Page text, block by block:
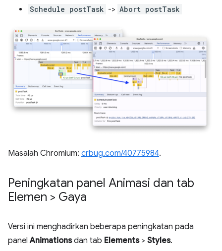
Schedule postTask -> Abort postTask
Masalah Chromium: crbug.com/40775984.
Peningkatan panel Animasi dan tab
Elemen > Gaya
Versi ini menghadirkan beberapa peningkatan pada
panelAnimationsdan tab Elements> Styles.